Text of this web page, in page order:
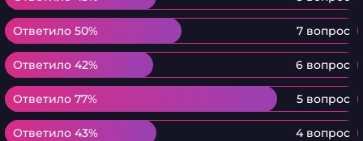
Ответило 50% 7 вопрос
Ответило 50%
Ответило 42% 6 вопрос
Ответило 42%
Ответило 77% 5 вопрос
Ответило 77%
Ответило 43% 4 вопрос
Ответило 43%